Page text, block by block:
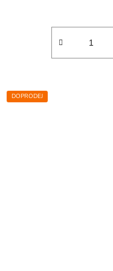
DOPRODEJ